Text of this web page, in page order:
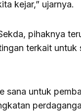
kejar,” ujarnya.
pihaknya
terkait untuk
sana untuk